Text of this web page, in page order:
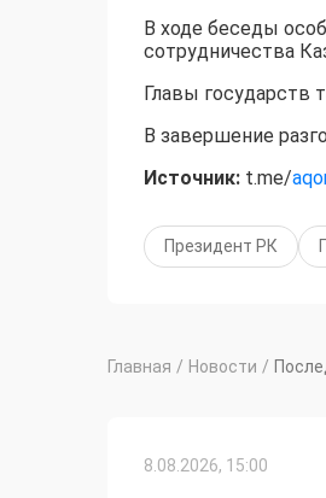
В ходе беседы
сотрудничества
Главы государств
В завершение
Источник: t.me/
Президент РК
Главная / Новости /
8.08.2026, 15:00